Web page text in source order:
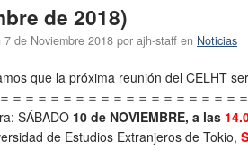
de 2018)
7 de Noviembre 2018 por ajh-staff en Noticias
que la próxima reunión del CELHT
＝＝＝＝＝＝＝＝＝＝＝＝＝＝＝＝＝＝
SÁBADO 10 de NOVIEMBRE, a las
de Estudios Extranjeros de Tokio,